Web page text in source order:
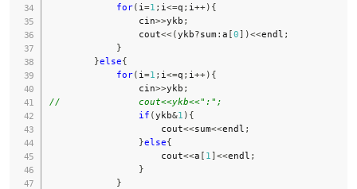
for( i =1 ; i <=q ; i ++) {
                cin
>>ykb ;
                cout
<<(ykb?sum : a [0] )<<endl ;
}
}else{
for( i =1 ; i <=q ; i ++) {
                cin
>>ykb ;
//              cout<<ykb<<":";
if (ykb&1 ) {
                    cout
<<sum<<endl ;
}else{
                    cout
<<a [ 1 ]<<endl ;
}
}